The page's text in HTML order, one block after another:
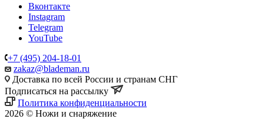
Вконтакте
Instagram
Telegram
YouTube
+7 (495) 204-18-01
zakaz@blademan.ru
Доставка по всей России и странам СНГ
Подписаться на рассылку
Политика конфиденциальности
2026 © Ножи и снаряжение